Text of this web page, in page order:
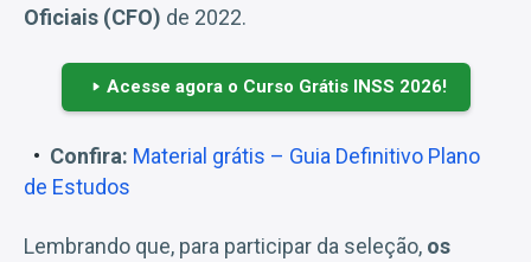
Oficiais (CFO) de 2022.
Acesse agora o Curso Grátis INSS 2026!
Confira: Material grátis – Guia Definitivo Plano
de Estudos
Lembrando que, para participar da seleção, os